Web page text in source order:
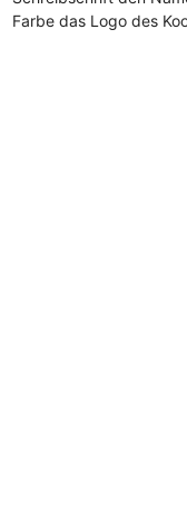
Farbe das Logo des